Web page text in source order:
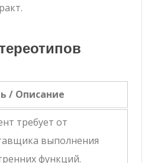
/ Описание
требует от
выполнения
функций.